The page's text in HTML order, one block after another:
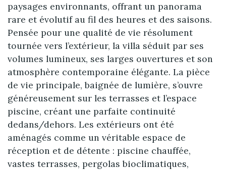
paysages environnants, offrant un panorama
rare et évolutif au fil des heures et des saisons.
Pensée pour une qualité de vie résolument
tournée vers l’extérieur, la villa séduit par ses
volumes lumineux, ses larges ouvertures et son
atmosphère contemporaine élégante. La pièce
de vie principale, baignée de lumière, s’ouvre
généreusement sur les terrasses et l’espace
piscine, créant une parfaite continuité
dedans/dehors. Les extérieurs ont été
aménagés comme un véritable espace de
réception et de détente : piscine chauffée,
vastes terrasses, pergolas bioclimatiques,